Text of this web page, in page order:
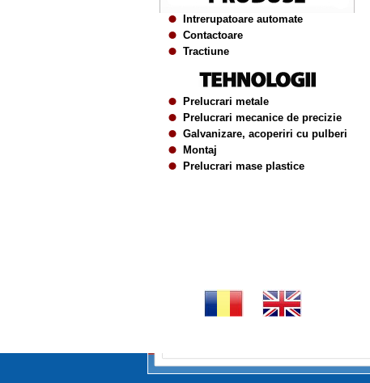
Intrerupatoare automate
Contactoare
Tractiune
Prelucrari metale
Prelucrari mecanice de precizie
Galvanizare, acoperiri cu pulberi
Montaj
Prelucrari mase plastice